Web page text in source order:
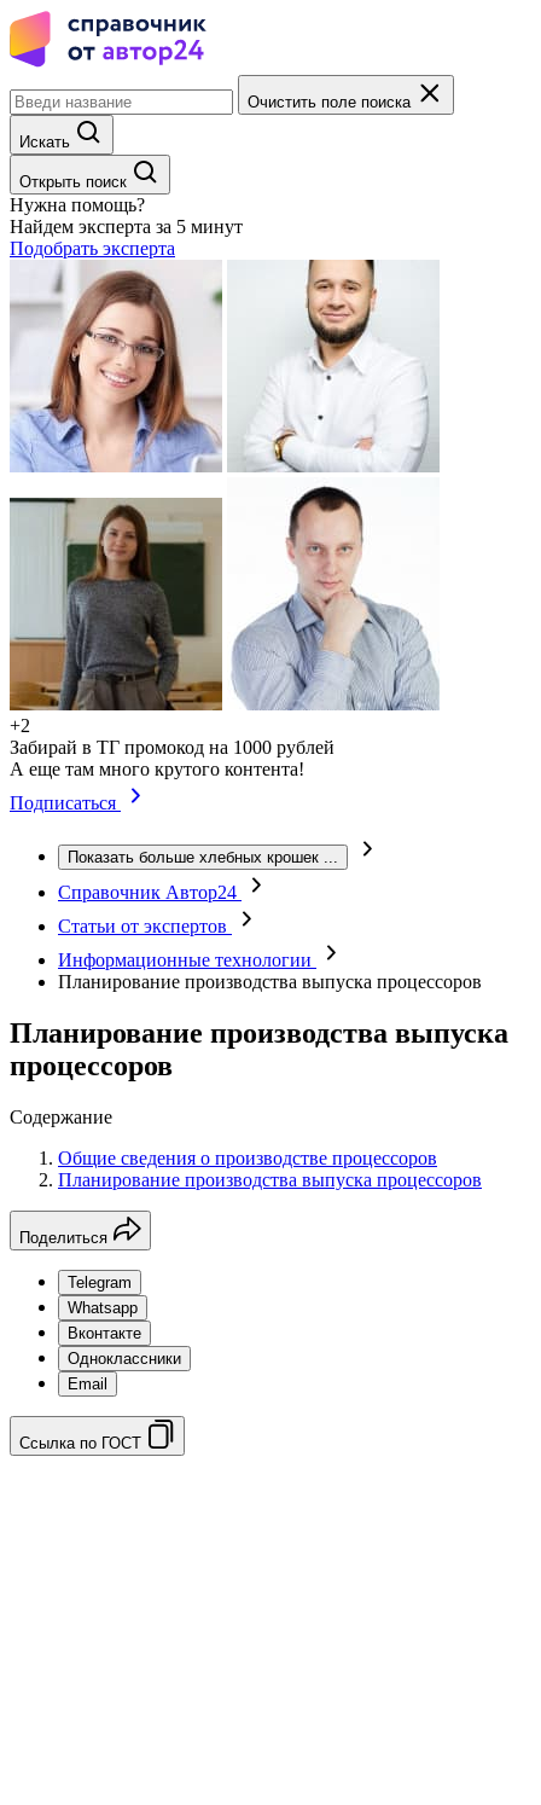
Очистить поле поиска
Искать
Открыть поиск
Нужна помощь?
Найдем эксперта за 5 минут
Подобрать эксперта
+2
Забирай в ТГ промокод на 1000 рублей
А еще там много крутого контента!
Подписаться
Показать больше хлебных крошек ...
Справочник Автор24
Статьи от экспертов
Информационные технологии
Планирование производства выпуска процессоров
Планирование производства выпуска
процессоров
Содержание
Общие сведения о производстве процессоров
Планирование производства выпуска процессоров
Поделиться
Telegram
Whatsapp
Вконтакте
Одноклассники
Email
Ссылка по ГОСТ